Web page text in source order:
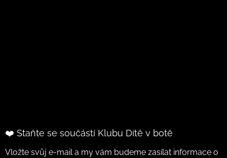
❤️ Staňte se součástí Klubu Dítě v botě
Vložte svůj e-mail a my vám budeme zasílat informace o